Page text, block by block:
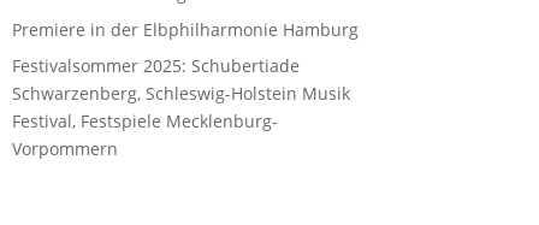
Premiere in der Elbphilharmonie Hamburg
Festivalsommer 2025: Schubertiade
Schwarzenberg, Schleswig-Holstein Musik
Festival, Festspiele Mecklenburg-
Vorpommern